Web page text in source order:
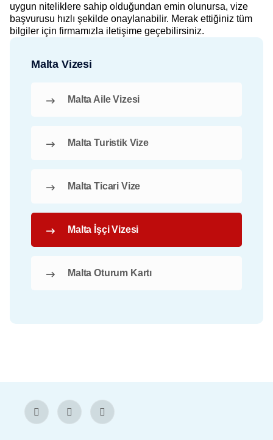
Malta Vizesi
Malta Aile Vizesi
Malta Turistik Vize
Malta Ticari Vize
Malta İşçi Vizesi
Malta Oturum Kartı
uygun niteliklere sahip olduğundan emin olunursa, vize
başvurusu hızlı şekilde onaylanabilir. Merak ettiğiniz tüm
bilgiler için firmamızla iletişime geçebilirsiniz.